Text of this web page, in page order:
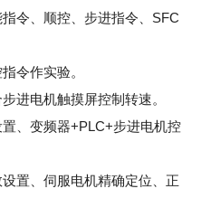
令、顺控、步进指令、SFC
令作实验。
进电机触摸屏控制转速。
、变频器+PLC+步进电机控
置、伺服电机精确定位、正